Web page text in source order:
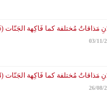
مَذاقاتٌ مُختلفة كما فَاكِهة الجَنّات (5)
03/11/
مَذاقاتٌ مُختلفة كما فَاكِهة الجَنّات (4)
26/08/